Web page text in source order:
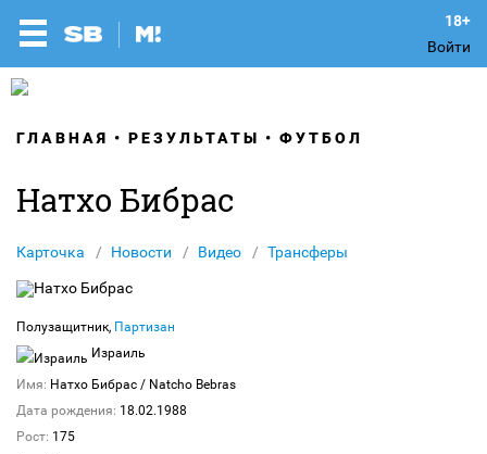
Войти
ГЛАВНАЯ РЕЗУЛЬТАТЫ ФУТБОЛ
Натхо Бибрас
Карточка Новости Видео Трансферы
Полузащитник, Партизан
Израиль
Имя: Натхо Бибрас / Natcho Bebras
Дата рождения: 18.02.1988
Рост: 175